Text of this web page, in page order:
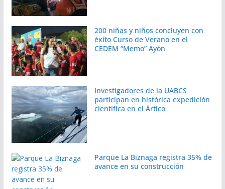
200 niñas y niños concluyen con
éxito Curso de Verano en el
CEDEM “Memo” Ayón
Investigadores de la UABCS
participan en histórica expedición
científica en el Ártico
Parque La Biznaga registra 35% de
avance en su construcción